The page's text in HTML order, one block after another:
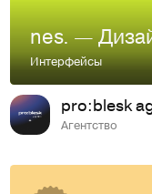
Интерфейсы
pro:blesk
Агентство